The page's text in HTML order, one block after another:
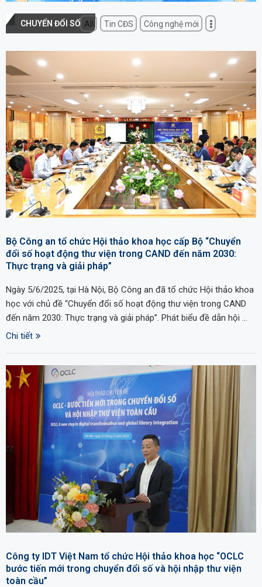
CHUYỂN ĐỔI SỐ All Tin CĐS Công nghệ mới
Bộ Công an tổ chức Hội thảo khoa học cấp Bộ “Chuyển
đổi số hoạt động thư viện trong CAND đến năm 2030:
Thực trạng và giải pháp”
Ngày 5/6/2025, tại Hà Nội, Bộ Công an đã tổ chức Hội thảo khoa
học với chủ đề “Chuyển đổi số hoạt động thư viện trong CAND
đến năm 2030: Thực trạng và giải pháp”. Phát biểu đề dẫn hội …
Chi tiết
Công ty IDT Việt Nam tổ chức Hội thảo khoa học “OCLC
bước tiến mới trong chuyển đổi số và hội nhập thư viện
toàn cầu”